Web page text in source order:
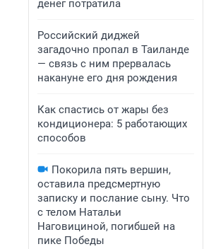
денег потратила
Российский диджей
загадочно пропал в Таиланде
— связь с ним прервалась
накануне его дня рождения
Как спастись от жары без
кондиционера: 5 работающих
способов
Покорила пять вершин,
оставила предсмертную
записку и послание сыну. Что
с телом Натальи
Наговициной, погибшей на
пике Победы